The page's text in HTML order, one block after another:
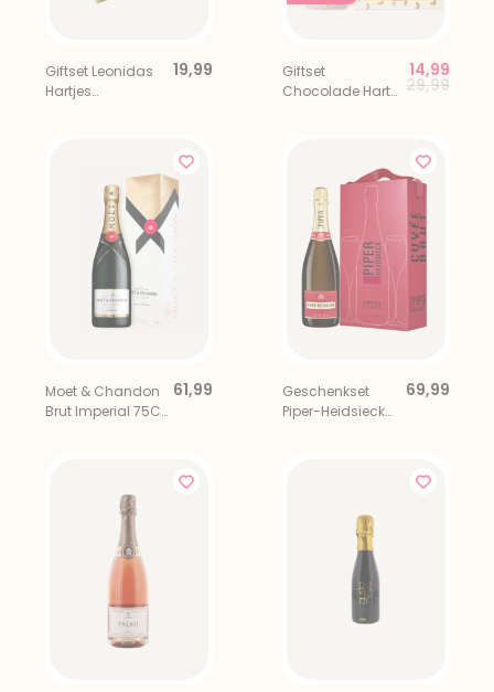
Giftset Leonidas
Hartjes
19,99
Giftset
Chocolade Hart
Price
29,99to
14,99
Moet & Chandon
Brut Imperial 75CL
61,99
Geschenkset
Piper-Heidsieck
69,99